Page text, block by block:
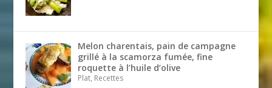
Melon charentais, pain de campagne
grillé à la scamorza fumée, fine
roquette à l’huile d’olive
Plat, Recettes